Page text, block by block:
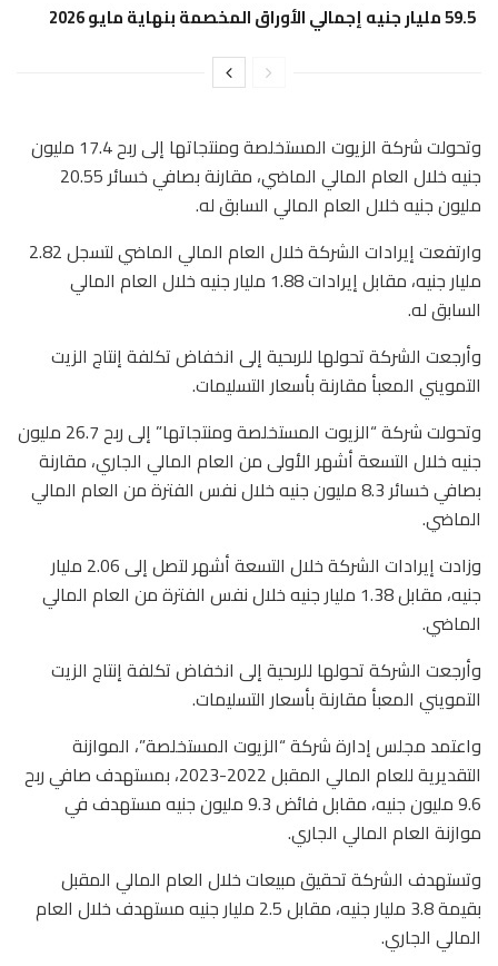
59.5 مليار جنيه إجمالي الأوراق المخصمة بنهاية مايو 2026
وتحولت شركة الزيوت المستخلصة ومنتجاتها إلى ربح 17.4 مليون
جنيه خلال العام المالي الماضي، مقارنة بصافي خسائر 20.55
مليون جنيه خلال العام المالي السابق له.
وارتفعت إيرادات الشركة خلال العام المالي الماضي لتسجل 2.82
مليار جنيه، مقابل إيرادات 1.88 مليار جنيه خلال العام المالي
السابق له.
وأرجعت الشركة تحولها للربحية إلى انخفاض تكلفة إنتاج الزيت
التمويني المعبأ مقارنة بأسعار التسليمات.
وتحولت شركة “الزيوت المستخلصة ومنتجاتها” إلى ربح 26.7 مليون
جنيه خلال التسعة أشهر الأولى من العام المالي الجاري، مقارنة
بصافي خسائر 8.3 مليون جنيه خلال نفس الفترة من العام المالي
الماضي.
وزادت إيرادات الشركة خلال التسعة أشهر لتصل إلى 2.06 مليار
جنيه، مقابل 1.38 مليار جنيه خلال نفس الفترة من العام المالي
الماضي.
وأرجعت الشركة تحولها للربحية إلى انخفاض تكلفة إنتاج الزيت
التمويني المعبأ مقارنة بأسعار التسليمات.
واعتمد مجلس إدارة شركة “الزيوت المستخلصة”، الموازنة
التقديرية للعام المالي المقبل 2022-2023، بمستهدف صافي ربح
9.6 مليون جنيه، مقابل فائض 9.3 مليون جنيه مستهدف في
موازنة العام المالي الجاري.
وتستهدف الشركة تحقيق مبيعات خلال العام المالي المقبل
بقيمة 3.8 مليار جنيه، مقابل 2.5 مليار جنيه مستهدف خلال العام
المالي الجاري.